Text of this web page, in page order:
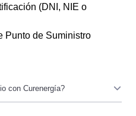
(DNI, NIE o
Punto de Suministro